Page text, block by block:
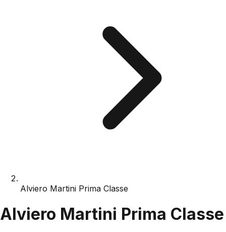
Alviero Martini Prima Classe
Alviero Martini Prima Classe